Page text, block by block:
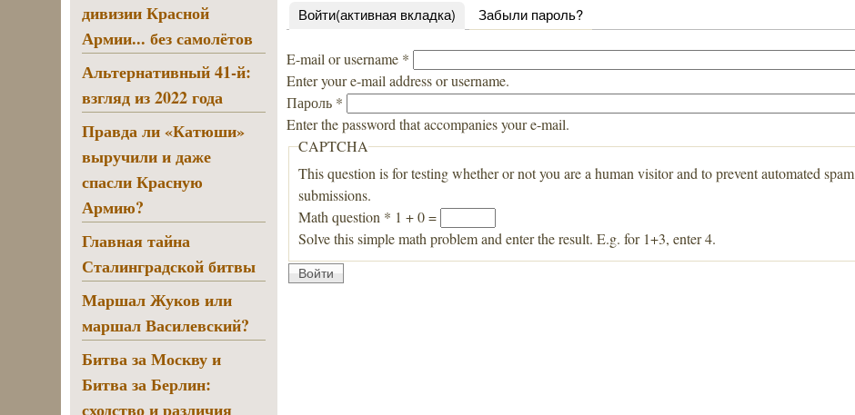
Войти(активная вкладка) Забыли пароль?
E-mail or username *
Enter your e-mail address or username.
Пароль *
Enter the password that accompanies your e-mail.
CAPTCHA
This question is for testing whether or not you are a human visitor and to prevent automated spam
submissions.
Math question * 1 + 0 =
Solve this simple math problem and enter the result. E.g. for 1+3, enter 4.
дивизии Красной
Армии... без самолётов
Альтернативный 41-й:
взгляд из 2022 года
Правда ли «Катюши»
выручили и даже
спасли Красную
Армию?
Главная тайна
Сталинградской битвы
Маршал Жуков или
маршал Василевский?
Битва за Москву и
Битва за Берлин:
сходство и различия